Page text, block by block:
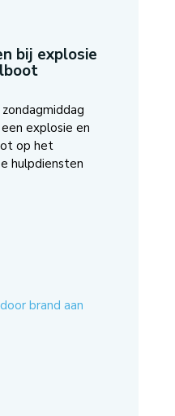
bij explosie
explosie en
op het
hulpdiensten